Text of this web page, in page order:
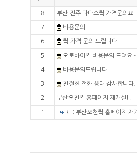
8 부산 진주 다마스퀵 가격문의요
7 비용문의
6 퀵 가격 문의 드립니다.
5 오토바이퀵 비용문의 드려요~
4 비용문의드립니다
3 친절한 전화 응대 감사합니다
2 부산오천퀵 홈페이지 재개설!!
1 RE: 부산오천퀵 홈페이지 재